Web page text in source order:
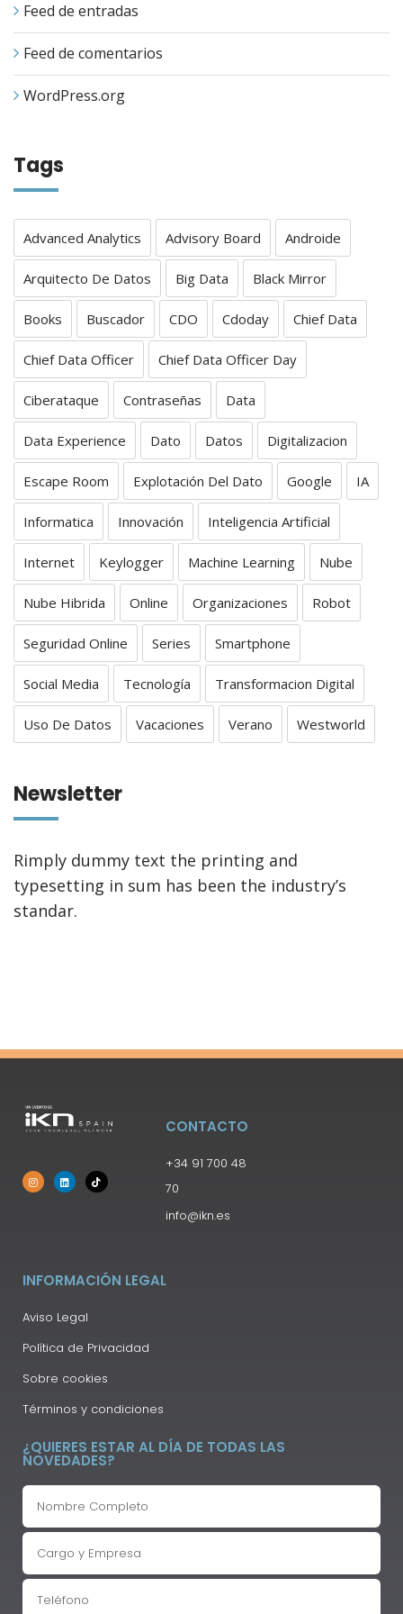
Feed de entradas
Feed de comentarios
WordPress.org
Tags
Advanced Analytics Advisory Board Androide
Arquitecto De Datos Big Data Black Mirror
Books Buscador CDO Cdoday Chief Data
Chief Data Officer Chief Data Officer Day
Ciberataque Contraseñas Data
Data Experience Dato Datos Digitalizacion
Escape Room Explotación Del Dato Google IA
Informatica Innovación Inteligencia Artificial
Internet Keylogger Machine Learning Nube
Nube Hibrida Online Organizaciones Robot
Seguridad Online Series Smartphone
Social Media Tecnología Transformacion Digital
Uso De Datos Vacaciones Verano Westworld
Newsletter
Rimply dummy text the printing and
typesetting in sum has been the industry’s
standar.
CONTACTO
+34 91 700 48
70
info@ikn.es
INFORMACIÓN LEGAL
Aviso Legal
Política de Privacidad
Sobre cookies
Términos y condiciones
¿QUIERES ESTAR AL DÍA DE TODAS LAS
NOVEDADES?